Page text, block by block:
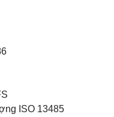
ISO 13485